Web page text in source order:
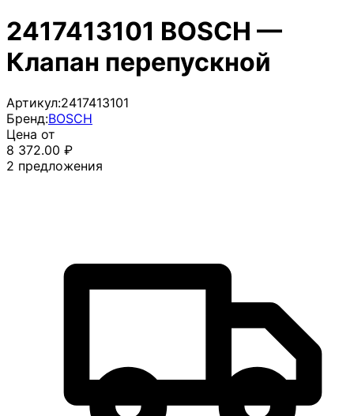
2417413101 BOSCH —
Клапан перепускной
Артикул:2417413101
Бренд:BOSCH
Цена от
8 372.00 ₽
2 предложения